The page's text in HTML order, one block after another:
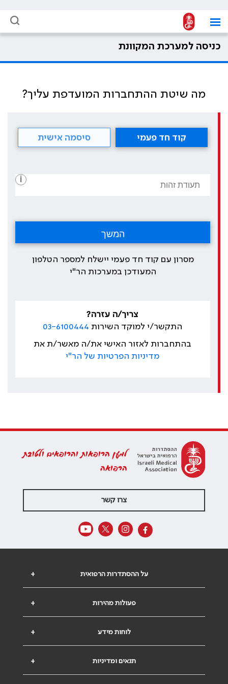
כניסה למערכת המקוונת
מה שיטת ההתחברות המועדפת עליך?
קוד חד פעמי סיסמה אישית
i
מסרון עם קוד חד פעמי יישלח למספר הטלפון
המעודכן במערכות הר"י
צריך/ה עזרה?
התקשר/י למוקד השירות 03-6100444
בהתחברות לאזור האישי את/ה מאשר/ת את
מדיניות הפרטיות של הר"י
למען הרופאות והרופאים ולטובת
הרפואה
צרו קשר
+ על ההסתדרות הרפואית
+ פעולות מהירות
+ לוחות מידע
+ תנאים ומדיניות